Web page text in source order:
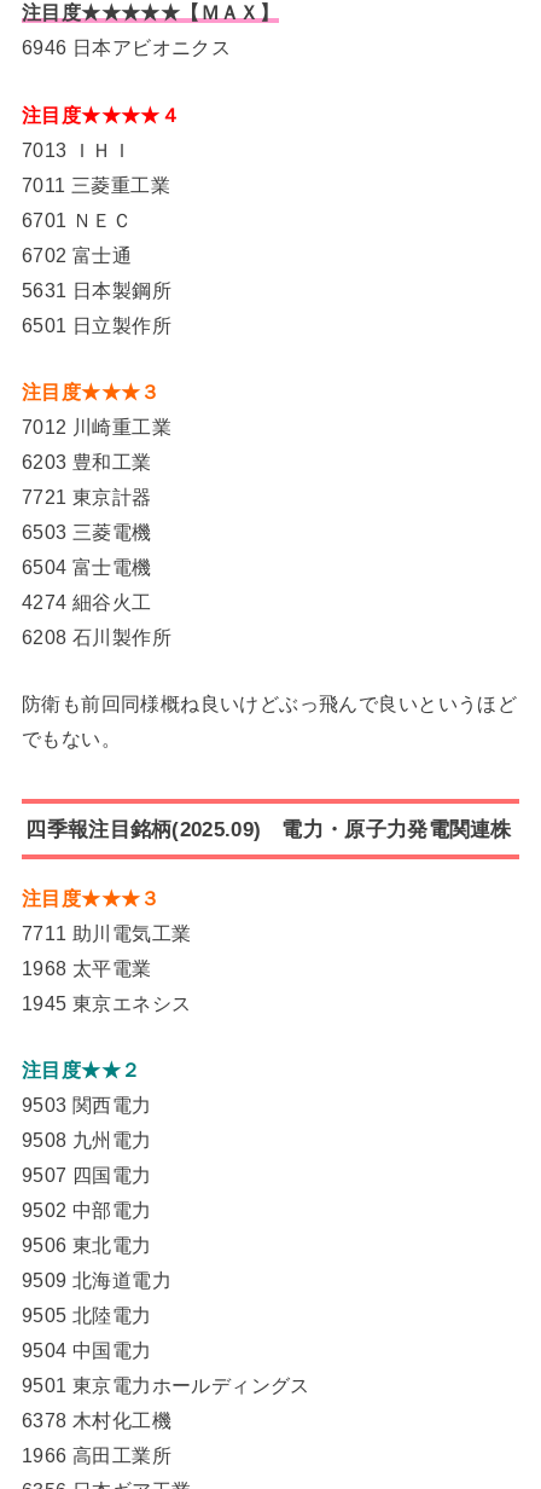
注目度★★★★★【ＭＡＸ】
6946 日本アビオニクス
注目度★★★★４
7013 ＩＨＩ
7011 三菱重工業
6701 ＮＥＣ
6702 富士通
5631 日本製鋼所
6501 日立製作所
注目度★★★３
7012 川崎重工業
6203 豊和工業
7721 東京計器
6503 三菱電機
6504 富士電機
4274 細谷火工
6208 石川製作所
防衛も前回同様概ね良いけどぶっ飛んで良いというほど
でもない。
四季報注目銘柄(2025.09) 電力・原子力発電関連株
注目度★★★３
7711 助川電気工業
1968 太平電業
1945 東京エネシス
注目度★★２
9503 関西電力
9508 九州電力
9507 四国電力
9502 中部電力
9506 東北電力
9509 北海道電力
9505 北陸電力
9504 中国電力
9501 東京電力ホールディングス
6378 木村化工機
1966 高田工業所